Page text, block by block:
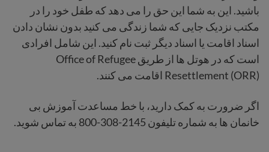
باشید. این به شما این حق را می دهد که طفل خود را در
مکتب نزدیک جایی که شما زندگی می کنید بدون نشان دادن
اسناد اقامت یا اسناد دیگر ثبت نام کنید. این شامل افرادی
است که در هوتل ها از طریق Office of Refugee
Resettlement (ORR) اقامت می کنند.
اگر ضرورت به کمک دارید، با خط مساعدت آموزش بی
خانمان ها به شماره تلیفون 2145-308-800 به تماس شوید.